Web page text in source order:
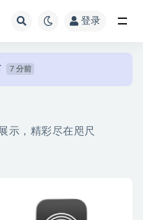
登录
7 分前
示，精彩尽在咫尺